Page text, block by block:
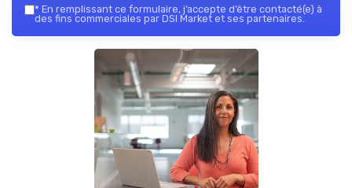
* En remplissant ce formulaire, j’accepte d’être contacté(e) à
des fins commerciales par DSI Market et ses partenaires.